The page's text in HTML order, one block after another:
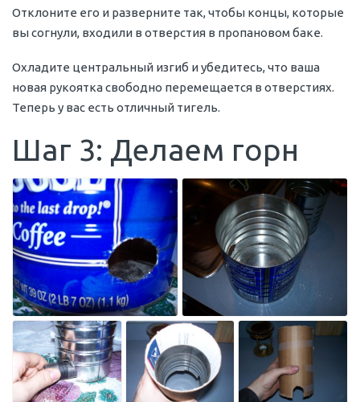
Отклоните его и разверните так, чтобы концы, которые
вы согнули, входили в отверстия в пропановом баке.
Охладите центральный изгиб и убедитесь, что ваша
новая рукоятка свободно перемещается в отверстиях.
Теперь у вас есть отличный тигель.
Шаг 3: Делаем горн